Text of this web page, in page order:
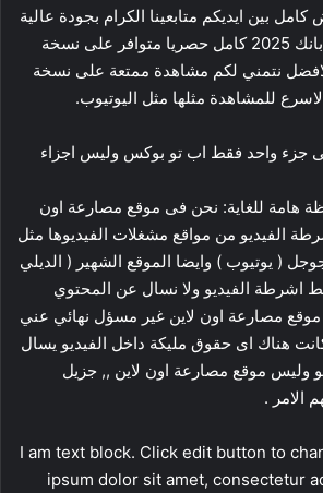
بين ايديكم متابعينا الكرام بجودة عالية
HD عرض مونى إن ذا بانك 2025 كامل حصريا متوافر على نسخة
نتمني لكم مشاهدة ممتعة على نسخة
للمشاهدة مثلها مثل اليوتيوب.
جزء واحد فقط اب تو بوكس وليس اجزاء
هامة للغاية: نحن فى موقع مصارعة اون
الفيديو من مواقع مشغلات الفيديوها مثل
( يوتيوب ) وايضا الموقع الشهير ( الديلي
الفيديو ولا نسال عن المحتوي
موقع مصارعة اون لاين غير مسؤل نهائي عني
هناك اى حقوق مليكة داخل الفيديو يسال
وليس موقع مصارعة اون لاين ,, جزيل
الامر .
I am text block. Click edit button to
ipsum dolor sit amet, consectetur